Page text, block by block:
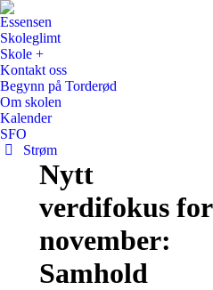
Essensen
Skoleglimt
Skole +
Kontakt oss
Begynn på Torderød
Om skolen
Kalender
SFO
Strøm
Nytt
verdifokus for
november:
Samhold